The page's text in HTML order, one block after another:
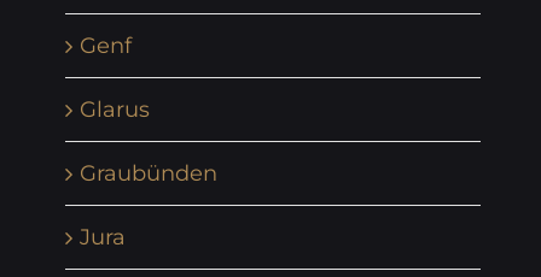
Genf
Glarus
Graubünden
Jura